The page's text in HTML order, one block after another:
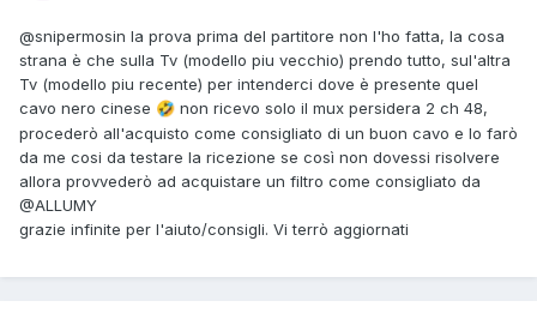
@snipermosin la prova prima del partitore non l'ho fatta, la cosa
strana è che sulla Tv (modello piu vecchio) prendo tutto, sul'altra
Tv (modello piu recente) per intenderci dove è presente quel
cavo nero cinese 🤣 non ricevo solo il mux persidera 2 ch 48,
procederò all'acquisto come consigliato di un buon cavo e lo farò
da me cosi da testare la ricezione se così non dovessi risolvere
allora provvederò ad acquistare un filtro come consigliato da
@ALLUMY
grazie infinite per l'aiuto/consigli. Vi terrò aggiornati